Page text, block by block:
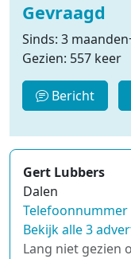
Gevraagd
Sinds: 3
Gezien: 557 keer
Bericht
Gert Lubbers
Dalen
Bekijk alle 3
Lang niet gezien